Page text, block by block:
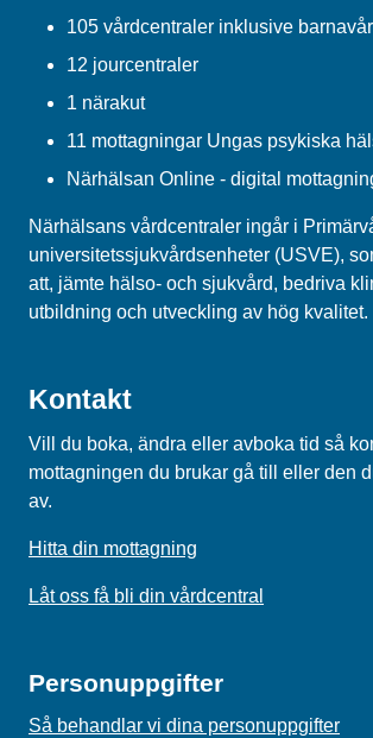
105 vårdcentraler inklusive
12 jourcentraler
1 närakut
11 mottagningar Ungas psykiska
Närhälsan Online - digital
Närhälsans vårdcentraler ingår i
universitetssjukvårdsenheter (USVE),
att, jämte hälso- och sjukvård, bedriva
utbildning och utveckling av hög kvalitet.
Kontakt
Vill du boka, ändra eller avboka tid så
mottagningen du brukar gå till eller den
av.
Hitta din mottagning
Låt oss få bli din vårdcentral
Personuppgifter
Så behandlar vi dina personuppgifter